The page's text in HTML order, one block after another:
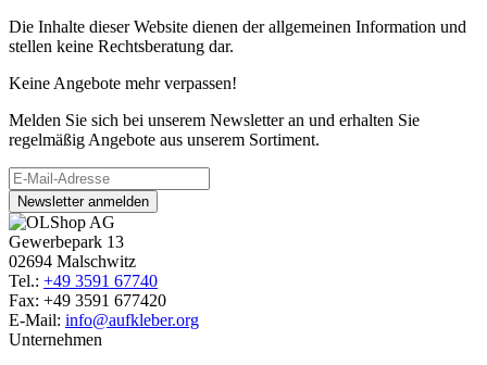
Die Inhalte dieser Website dienen der allgemeinen Information und
stellen keine Rechtsberatung dar.
Keine Angebote mehr verpassen!
Melden Sie sich bei unserem Newsletter an und erhalten Sie
regelmäßig Angebote aus unserem Sortiment.
Newsletter anmelden
Gewerbepark 13
02694 Malschwitz
Tel.: +49 3591 67740
Fax: +49 3591 677420
E-Mail: info@aufkleber.org
Unternehmen